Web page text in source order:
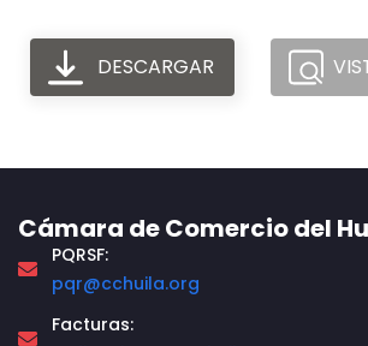
DESCARGAR
Cámara de Comercio del
PQRSF:
pqr@cchuila.org
Facturas: